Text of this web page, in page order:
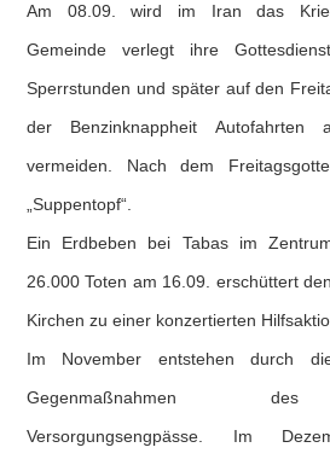
Am 08.09. wird im Iran das
Gemeinde verlegt ihre
Sperrstunden und später auf den
der Benzinknappheit Autofahrten
vermeiden. Nach dem
„Suppentopf“.
Ein Erdbeben bei Tabas im
26.000 Toten am 16.09. erschüttert
Kirchen zu einer konzertierten
Im November entstehen durch
Gegenmaßnahmen des
Versorgungsengpässe. Im